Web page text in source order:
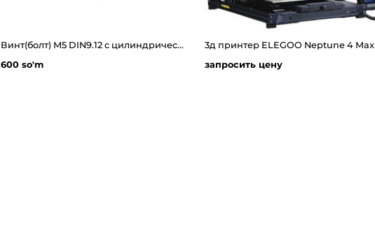
Винт(болт) М5 DIN9.12 с цилиндрической головкой и внутренним шестигранником из нержавеющий стали длина 10мм
600 so'm
3д принтер ELEGOO Neptune 4 Max
запросить цену